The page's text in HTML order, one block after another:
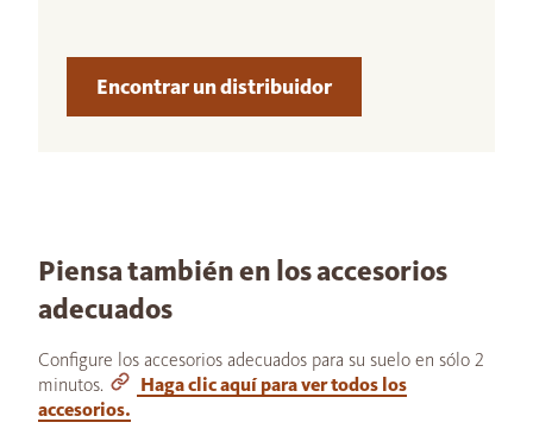
Encontrar un distribuidor
Piensa también en los accesorios
adecuados
Configure los accesorios adecuados para su suelo en sólo 2
minutos.
Haga clic aquí para ver todos los
accesorios.